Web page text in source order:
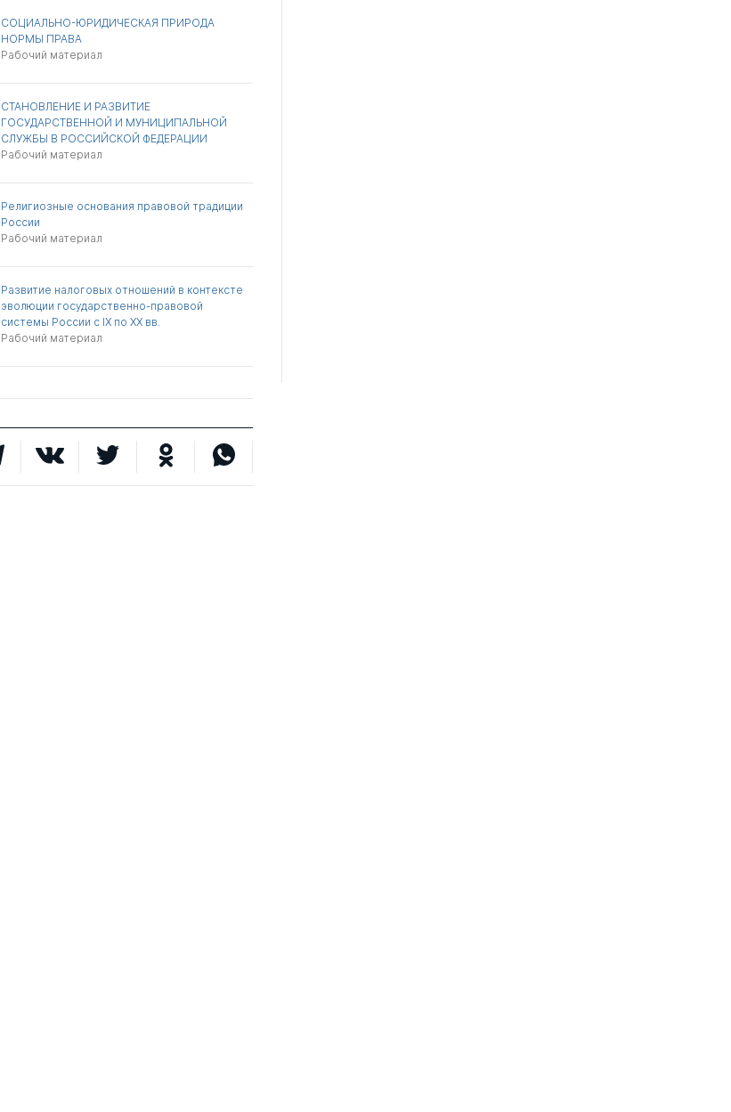
СОЦИАЛЬНО-ЮРИДИЧЕСКАЯ ПРИРОДА
НОРМЫ ПРАВА
Рабочий материал
СТАНОВЛЕНИЕ И РАЗВИТИЕ
ГОСУДАРСТВЕННОЙ И МУНИЦИПАЛЬНОЙ
СЛУЖБЫ В РОССИЙСКОЙ ФЕДЕРАЦИИ
Рабочий материал
Религиозные основания правовой традиции
России
Рабочий материал
Развитие налоговых отношений в контексте
эволюции государственно-правовой
системы России с IX по XX вв.
Рабочий материал